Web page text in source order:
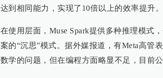
达到相同能力，实现了10倍以上的效率提升。
在使用层面，Muse Spark提供多种推理模式
案的“沉思”模式。据外媒报道，有Meta高管
数学的问题，但在编程方面略显不足，目前